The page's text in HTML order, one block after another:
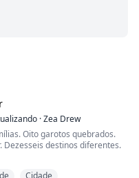
·Zea Drew
Oito garotos quebrados.
Dezesseis destinos diferentes.